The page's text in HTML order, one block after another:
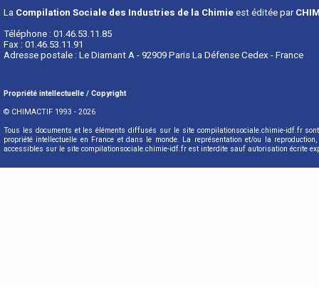
La Compilation Sociale des Industries de la Chimie est éditée par
Téléphone : 01.46.53.11.85
Fax : 01.46.53.11.91
Adresse postale : Le Diamant A - 92909 Paris La Défense Cedex - France
Propriété intellectuelle / Copyright
© CHIMACTIF 1993 - 2026
Tous les documents et les éléments diffusés sur le site compilationsociale.chimie-idf.fr
propriété intellectuelle en France et dans le monde. La représentation et/ou la
accessibles sur le site compilationsociale.chimie-idf.fr est interdite sauf autorisation écrite